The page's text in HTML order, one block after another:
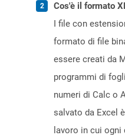
Cos'è il formato
I file con
formato di file
essere creati da
programmi di
numeri di Calc o
salvato da Excel
lavoro in cui